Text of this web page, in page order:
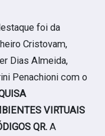
foi da
Cristovam,
Dias Almeida,
Penachioni com o
VIRTUAIS
QR. A